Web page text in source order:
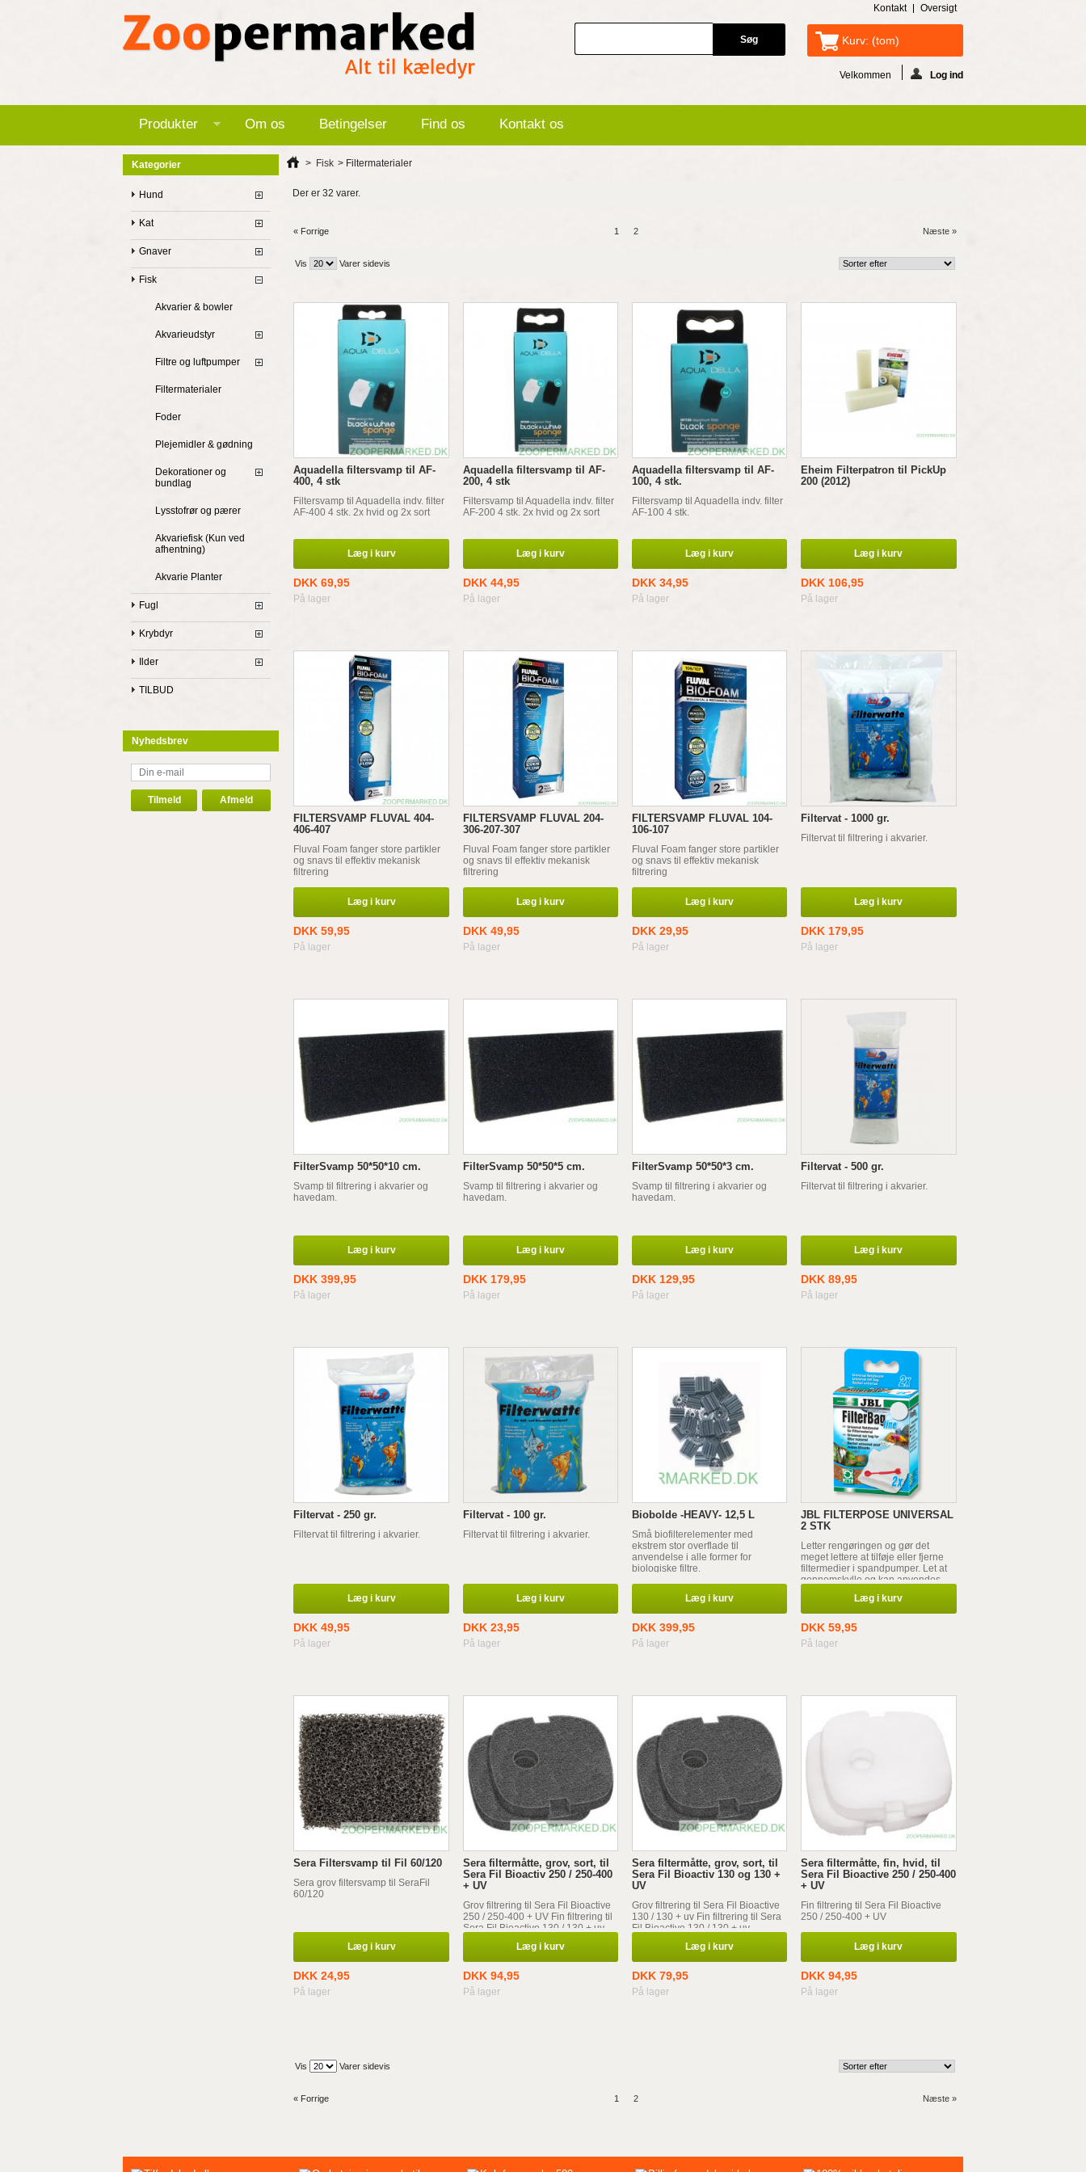
Kontakt Oversigt
Kurv: (tom)
Velkommen Log ind
Produkter Om os Betingelser Find os Kontakt os
Kategorier
Hund
Kat
Gnaver
Fisk
Akvarier & bowler
Akvarieudstyr
Filtre og luftpumper
Filtermaterialer
Foder
Plejemidler & gødning
Dekorationer og
bundlag
Lysstofrør og pærer
Akvariefisk (Kun ved
afhentning)
Akvarie Planter
Fugl
Krybdyr
Ilder
TILBUD
Nyhedsbrev
> Fisk > Filtermaterialer
Der er 32 varer.
« Forrige 1 2 Næste »
Vis Varer sidevis
Aquadella filtersvamp til AF-
400, 4 stk
Filtersvamp til Aquadella indv. filter
AF-400 4 stk. 2x hvid og 2x sort
Læg i kurv
DKK 69,95
På lager
Aquadella filtersvamp til AF-
200, 4 stk
Filtersvamp til Aquadella indv. filter
AF-200 4 stk. 2x hvid og 2x sort
Læg i kurv
DKK 44,95
På lager
Aquadella filtersvamp til AF-
100, 4 stk.
Filtersvamp til Aquadella indv. filter
AF-100 4 stk.
Læg i kurv
DKK 34,95
På lager
Eheim Filterpatron til PickUp
200 (2012)
Læg i kurv
DKK 106,95
På lager
FILTERSVAMP FLUVAL 404-
406-407
Fluval Foam fanger store partikler
og snavs til effektiv mekanisk
filtrering
Læg i kurv
DKK 59,95
På lager
FILTERSVAMP FLUVAL 204-
306-207-307
Fluval Foam fanger store partikler
og snavs til effektiv mekanisk
filtrering
Læg i kurv
DKK 49,95
På lager
FILTERSVAMP FLUVAL 104-
106-107
Fluval Foam fanger store partikler
og snavs til effektiv mekanisk
filtrering
Læg i kurv
DKK 29,95
På lager
Filtervat - 1000 gr.
Filtervat til filtrering i akvarier.
Læg i kurv
DKK 179,95
På lager
FilterSvamp 50*50*10 cm.
Svamp til filtrering i akvarier og
havedam.
Læg i kurv
DKK 399,95
På lager
FilterSvamp 50*50*5 cm.
Svamp til filtrering i akvarier og
havedam.
Læg i kurv
DKK 179,95
På lager
FilterSvamp 50*50*3 cm.
Svamp til filtrering i akvarier og
havedam.
Læg i kurv
DKK 129,95
På lager
Filtervat - 500 gr.
Filtervat til filtrering i akvarier.
Læg i kurv
DKK 89,95
På lager
Filtervat - 250 gr.
Filtervat til filtrering i akvarier.
Læg i kurv
DKK 49,95
På lager
Filtervat - 100 gr.
Filtervat til filtrering i akvarier.
Læg i kurv
DKK 23,95
På lager
Biobolde -HEAVY- 12,5 L
Små biofilterelementer med
ekstrem stor overflade til
anvendelse i alle former for
biologiske filtre.
Læg i kurv
DKK 399,95
På lager
JBL FILTERPOSE UNIVERSAL
2 STK
Letter rengøringen og gør det
meget lettere at tilføje eller fjerne
filtermedier i spandpumper. Let at
gennemskylle og kan anvendes
Læg i kurv
DKK 59,95
På lager
Sera Filtersvamp til Fil 60/120
Sera grov filtersvamp til SeraFil
60/120
Læg i kurv
DKK 24,95
På lager
Sera filtermåtte, grov, sort, til
Sera Fil Bioactiv 250 / 250-400
+ UV
Grov filtrering til Sera Fil Bioactive
250 / 250-400 + UV Fin filtrering til
Sera Fil Bioactive 130 / 130 + uv
Læg i kurv
DKK 94,95
På lager
Sera filtermåtte, grov, sort, til
Sera Fil Bioactiv 130 og 130 +
UV
Grov filtrering til Sera Fil Bioactive
130 / 130 + uv Fin filtrering til Sera
Fil Bioactive 130 / 130 + uv
Læg i kurv
DKK 79,95
På lager
Sera filtermåtte, fin, hvid, til
Sera Fil Bioactive 250 / 250-400
+ UV
Fin filtrering til Sera Fil Bioactive
250 / 250-400 + UV
Læg i kurv
DKK 94,95
På lager
Vis Varer sidevis
« Forrige 1 2 Næste »